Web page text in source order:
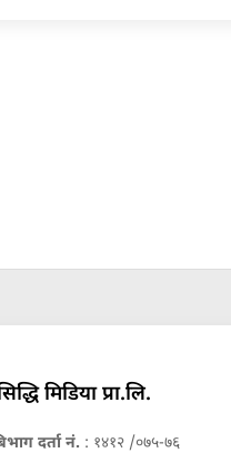
मिडिया प्रा.लि.
दर्ता नं. : १४१२ /०७५-७६